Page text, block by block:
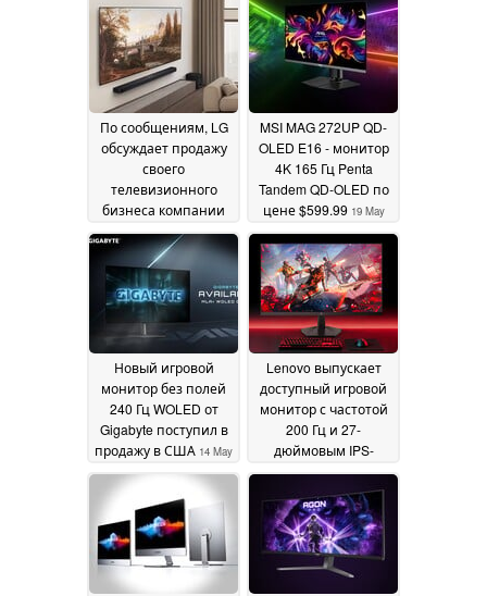
30 May 2026
По сообщениям, LG
обсуждает продажу
своего
телевизионного
бизнеса компании
Hisense28 May 2026
MSI MAG 272UP QD-
OLED E16 - монитор
4K 165 Гц Penta
Tandem QD-OLED по
цене $599.99 19 May
2026
Новый игровой
монитор без полей
240 Гц WOLED от
Gigabyte поступил в
продажу в США 14 May
Lenovo выпускает
доступный игровой
монитор с частотой
200 Гц и 27-
дюймовым IPS-
дисплеем14 May 2026